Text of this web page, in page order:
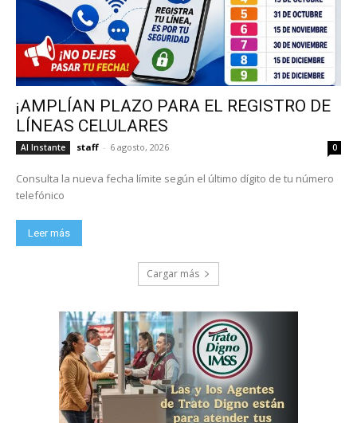
¡AMPLÍAN PLAZO PARA EL REGISTRO DE
LÍNEAS CELULARES
Al Instante staff - 6 agosto, 2026 0
Consulta la nueva fecha límite según el último dígito de tu número
telefónico
Leer más
Cargar más